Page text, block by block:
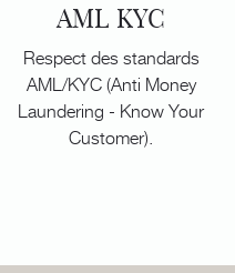
AML KYC
Respect des standards
AML/KYC (Anti Money
Laundering - Know Your
Customer).